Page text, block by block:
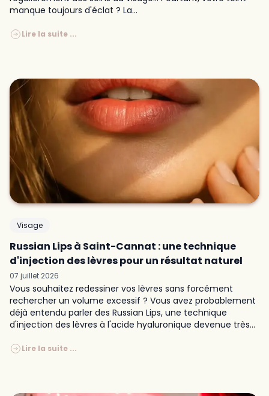
manque toujours d'éclat ? La...
Lire la suite ...
Visage
Russian Lips à Saint-Cannat : une technique
d'injection des lèvres pour un résultat naturel
07 juillet 2026
Vous souhaitez redessiner vos lèvres sans forcément
rechercher un volume excessif ? Vous avez probablement
déjà entendu parler des Russian Lips, une technique
d'injection des lèvres à l'acide hyaluronique devenue très...
Lire la suite ...